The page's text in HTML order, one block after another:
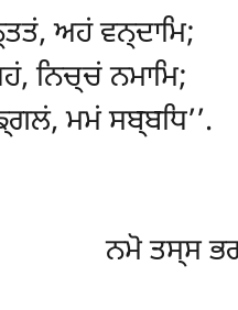
ਅਹਂ ਵਨ੍ਦਾਮਿ;
ਨਿਚ੍ਚਂ ਨਮਾਮਿ;
ਮਮਂ ਸਬ੍ਬਧਿ’’.
ਨਮੋ ਤਸ੍ਸ